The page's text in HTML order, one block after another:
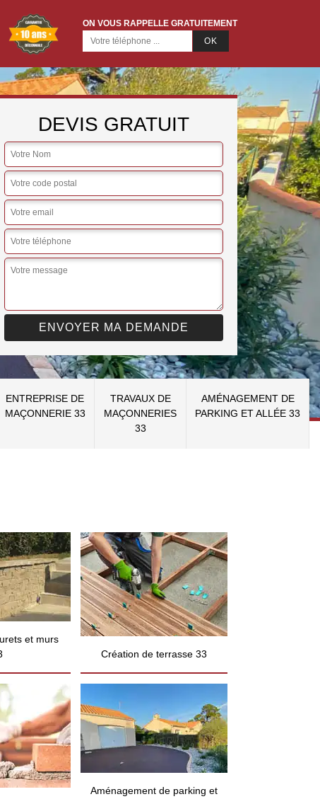
ON VOUS RAPPELLE GRATUITEMENT
DEVIS GRATUIT
ENTREPRISE DE
MAÇONNERIE 33
TRAVAUX DE
MAÇONNERIES
33
AMÉNAGEMENT DE
PARKING ET ALLÉE 33
et murs
Création de terrasse 33
Aménagement de parking et